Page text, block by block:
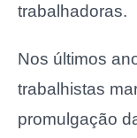
trabalhadoras.
Nos últimos
trabalhistas
promulgação